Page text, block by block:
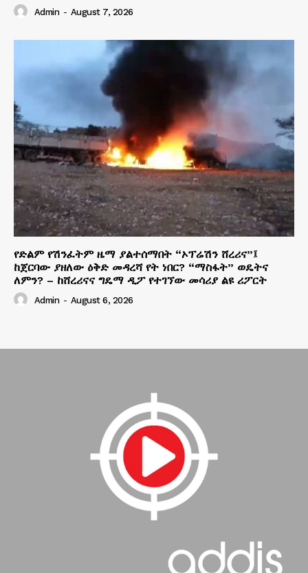
Admin - August 7, 2026
የድልም የሽንፈትም ዜማ ያልተሰማበት “ኦፕሬሽን ሸረሪና”፤
ከጀርባው ያዘለው ዕቅድ መዳረሻ የት ነበር? “ማስፋት” ወዴትና
ለምን? – ከሸረሪናና ግዴማ ዲፖ የተገኘው መሳሪያ ልዩ ሪፖርት
Admin - August 6, 2026